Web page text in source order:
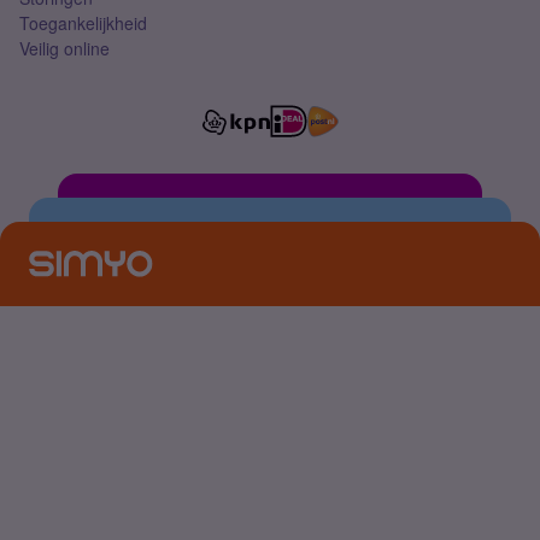
Toegankelijkheid
Veilig online